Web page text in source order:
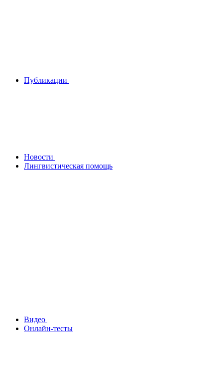
Публикации
Новости
Лингвистическая помощь
Видео
Онлайн-тесты